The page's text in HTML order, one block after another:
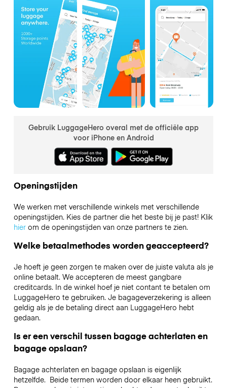
Gebruik LuggageHero overal met de officiële app
voor iPhone en Android
Openingstijden
We werken met verschillende winkels met verschillende
openingstijden. Kies de partner die het beste bij je past! Klik
hierom de openingstijden van onze partners te zien.
Welke betaalmethodes worden geaccepteerd?
Je hoeft je geen zorgen te maken over de juiste valuta als je
online betaalt. We accepteren de meest gangbare
creditcards. In de winkel hoef je niet contant te betalen om
LuggageHero te gebruiken. Je bagageverzekering is alleen
geldig als je de betaling direct aan LuggageHero hebt
gedaan.
Is er een verschil tussen bagage achterlaten en
bagage opslaan?
Bagage achterlaten en bagage opslaan is eigenlijk
hetzelfde. Beide termen worden door elkaar heen gebruikt.